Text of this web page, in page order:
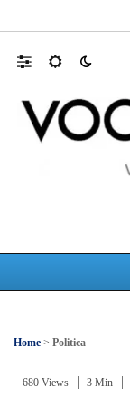
Home > Politica
680 Views 3 Min